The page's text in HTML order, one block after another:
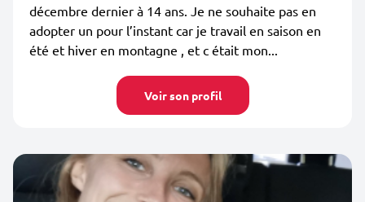
décembre dernier à 14 ans. Je ne souhaite pas en
adopter un pour l’instant car je travail en saison en
été et hiver en montagne , et c était mon...
Voir son profil